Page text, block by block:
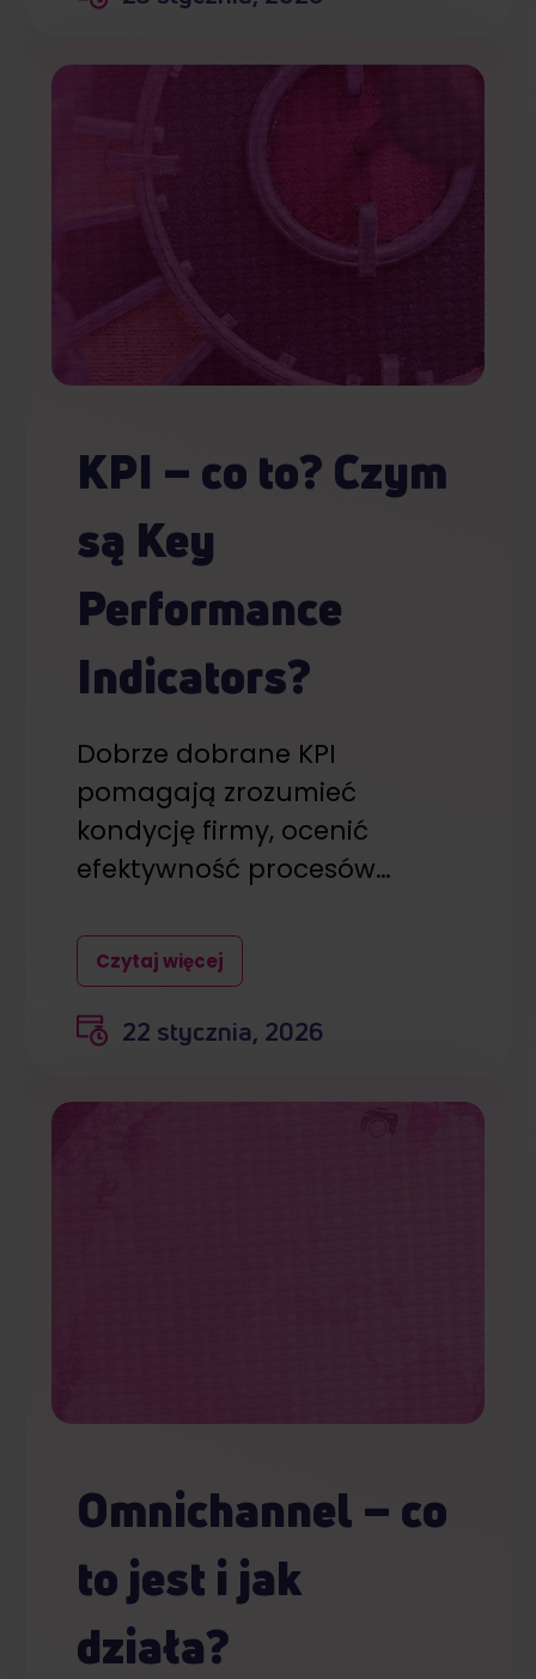
KPI – co to? Czym
są Key
Performance
Indicators?
Dobrze dobrane KPI
pomagają zrozumieć
kondycję firmy, ocenić
efektywność procesów…
Czytaj więcej
22 stycznia, 2026
Omnichannel – co
to jest i jak
działa?